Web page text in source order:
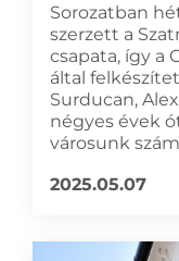
Sorozatban
szerzett a
csapata, így a
által
Surducan,
négyes évek
városunk
2025.05.07